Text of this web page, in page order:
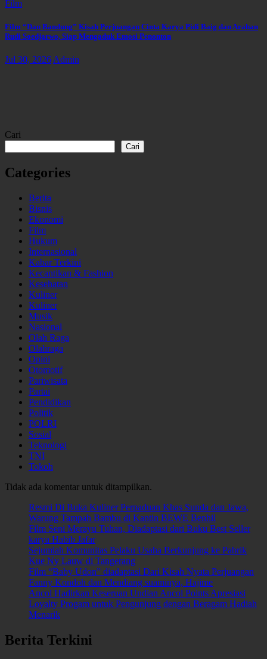
Film
Film “Dan Bandung” Kisah Perjuangan Cinta Karya Pidi Baig dan Arahan
Rudi Soedjarwo, Siap Mengaduk Emosi Penonton
Jul 30, 2026 Admin
Cari
Cari
Categories
Berita
Bisnis
Ekonomi
Film
Hukum
Internasional
Kabar Terkini
Kecantikan & Fashion
Kesehatan
Kuliner
Kuliner
Musik
Nasional
Olah Raga
Olahraga
Opini
Otomotif
Pariwisata
Partai
Pendidikan
Politik
POLRI
Sosial
Teknologi
TNI
Tokoh
Tidak ada komentar untuk ditampilkan.
Resmi Di Buka Kuliner Perpaduan Khas Sunda dan Jawa,
Warung Tampah Bambu di Kantin BEWE Benhil
Film Seni Merayu Tuhan, Diadaptasi dari Buku Best Seller
karya Habib Jafar
Sejumlah Komunitas Pelaku Usaha Berkunjung ke Pabrik
Kue Ny Lauw di Tangerang
Film “Baby Udon” diadaptasi Dari Kisah Nyata Perjuangan
Fanny Kondoh dan Mendiang suaminya, Hajime
Ancol Hadirkan Keseruan Undian Ancol Points Apresiasi
Loyalty Progam untuk Pengunjung dengan Beragam Hadiah
Menarik
Berita Terkini